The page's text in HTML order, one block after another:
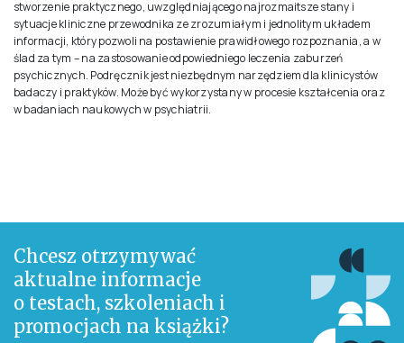
stworzenie praktycznego, uwzględniającego najrozmaitsze stany i
sytuacje kliniczne przewodnika ze zrozumiałym i jednolitym układem
informacji, który pozwoli na postawienie prawidłowego rozpoznania, a w
ślad za tym – na zastosowanie odpowiedniego leczenia zabu­rzeń
psychicznych. Podręcznik jest niezbędnym narzędziem dla klinicystów
badaczy i praktyków. Może być wykorzystany w procesie kształcenia oraz
w badaniach naukowych w psychiatrii.
Chcesz otrzymywać
aktualne informacje
o testach, szkoleniach i
promocjach na książki?